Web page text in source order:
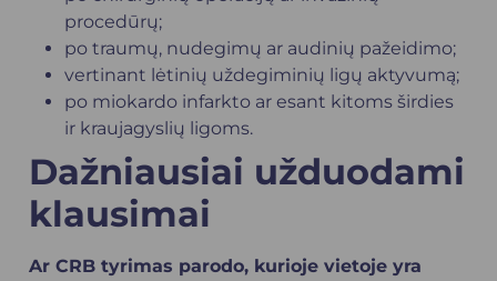
procedūrų;
po traumų, nudegimų ar audinių pažeidimo;
vertinant lėtinių uždegiminių ligų aktyvumą;
po miokardo infarkto ar esant kitoms širdies
ir kraujagyslių ligoms.
Dažniausiai užduodami
klausimai
Ar CRB tyrimas parodo, kurioje vietoje yra